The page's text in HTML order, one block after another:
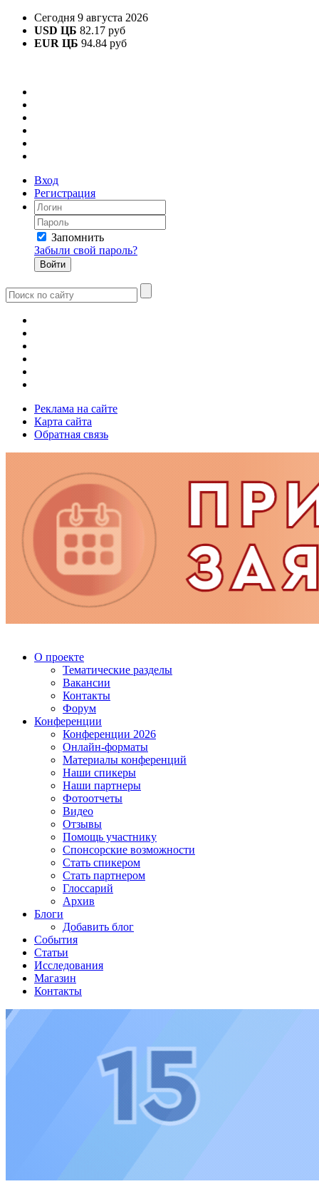
Сегодня 9 августа 2026
USD ЦБ 82.17 руб
EUR ЦБ 94.84 руб
Вход
Регистрация
Запомнить
Забыли свой пароль?
Реклама на сайте
Карта сайта
Обратная связь
О проекте
Тематические разделы
Вакансии
Контакты
Форум
Конференции
Конференции 2026
Онлайн-форматы
Материалы конференций
Наши спикеры
Наши партнеры
Фотоотчеты
Видео
Отзывы
Помощь участнику
Спонсорские возможности
Стать спикером
Стать партнером
Глоссарий
Архив
Блоги
Добавить блог
События
Статьи
Исследования
Магазин
Контакты